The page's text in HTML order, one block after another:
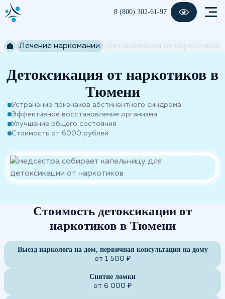
8 (800) 302-61-97
Лечение наркомании
Детоксикация от наркотиков в
Тюмени
Устранение признаков абстинентного синдрома
Эффективное восстановление организма
Улучшение общего состояния
Стоимость от 6000 рублей
Стоимость детоксикации от
наркотиков в Тюмени
Выезд нарколога на дом, первичная консультация на дому
от 1 500 ₽
Снятие ломки
от 6 000 ₽